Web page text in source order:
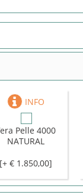
Pelle 4000
NATURAL
[+ € 1.850,00]